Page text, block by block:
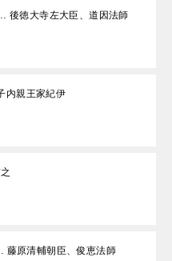
後徳大寺左大臣、道因法師
内親王家紀伊
原清輔朝臣、俊恵法師